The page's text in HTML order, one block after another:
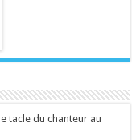
tacle du chanteur au